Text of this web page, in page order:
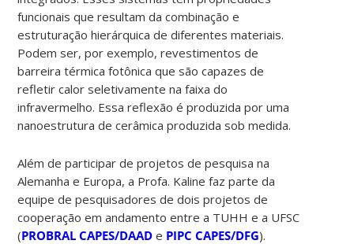
funcionais que resultam da combinação e
estruturação hierárquica de diferentes materiais.
Podem ser, por exemplo, revestimentos de
barreira térmica fotônica que são capazes de
refletir calor seletivamente na faixa do
infravermelho. Essa reflexão é produzida por uma
nanoestrutura de cerâmica produzida sob medida.
Além de participar de projetos de pesquisa na
Alemanha e Europa, a Profa. Kaline faz parte da
equipe de pesquisadores de dois projetos de
cooperação em andamento entre a TUHH e a UFSC
(PROBRAL CAPES/DAAD e PIPC CAPES/DFG).